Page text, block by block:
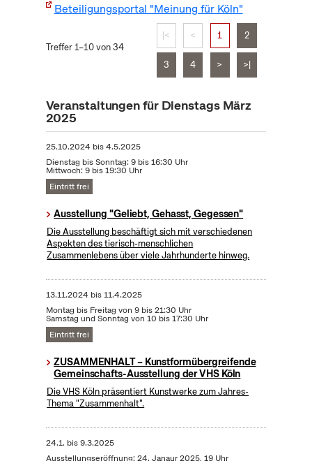
Beteiligungsportal "Meinung für Köln"
Treffer 1–10 von 34
|< < 1 2
3 4 > >|
Veranstaltungen für Dienstags März
2025
25.10.2024 bis4.5.2025
Dienstag bis Sonntag: 9 bis 16:30 Uhr
Mittwoch: 9 bis 19:30 Uhr
Eintritt frei
Ausstellung "Geliebt, Gehasst, Gegessen"
Die Ausstellung beschäftigt sich mit verschiedenen
Aspekten des tierisch-menschlichen
Zusammenlebens über viele Jahrhunderte hinweg.
13.11.2024 bis11.4.2025
Montag bis Freitag von 9 bis 21:30 Uhr
Samstag und Sonntag von 10 bis 17:30 Uhr
Eintritt frei
ZUSAMMENHALT – Kunstformübergreifende
Gemeinschafts-Ausstellung der VHS Köln
Die VHS Köln präsentiert Kunstwerke zum Jahres-
Thema "Zusammenhalt".
24.1. bis9.3.2025
Ausstellungseröffnung: 24. Janaur 2025, 19 Uhr